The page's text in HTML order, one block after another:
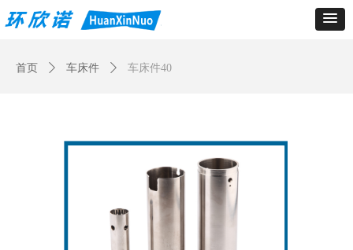
ControlType:productSlideBind Error:未将对象引用设置到对象的实例。
首页 ꄲ 车床件 ꄲ 车床件40